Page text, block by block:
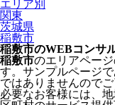
エリア別
関東
茨城県
稲敷市
稲敷市のWEBコンサ
稲敷市のエリアペー
す。サンプルページ
ではありませんので
必要なお客様には、